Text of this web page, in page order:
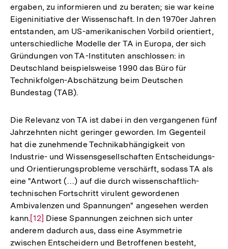
ergaben, zu informieren und zu beraten; sie war keine
Eigeninitiative der Wissenschaft. In den 1970er Jahren
entstanden, am US-amerikanischen Vorbild orientiert,
unterschiedliche Modelle der TA in Europa, der sich
Gründungen von TA-Instituten anschlossen: in
Deutschland beispielsweise 1990 das Büro für
Technikfolgen-Abschätzung beim Deutschen
Bundestag (TAB).
Die Relevanz von TA ist dabei in den vergangenen fünf
Jahrzehnten nicht geringer geworden. Im Gegenteil
hat die zunehmende Technikabhängigkeit von
Industrie- und Wissensgesellschaften Entscheidungs-
und Orientierungsprobleme verschärft, sodass TA als
eine "Antwort (…) auf die durch wissenschaftlich-
technischen Fortschritt virulent gewordenen
Ambivalenzen und Spannungen" angesehen werden
kann.Zur
Auflösung
der
[12] Diese Spannungen zeichnen sich unter
anderem dadurch aus, dass eine Asymmetrie
zwischen Entscheidern und Betroffenen besteht,